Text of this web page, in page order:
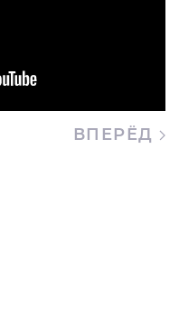
ВПЕРЁД